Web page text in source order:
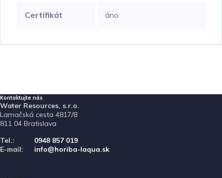
Certifikát áno
Kontaktujte nás
Water Resources, s.r.o.
Lamačská cesta 4817/8
811 04 Bratislava
Tel.:
0948 857 019
E-mail:
info@horiba-laqua.sk